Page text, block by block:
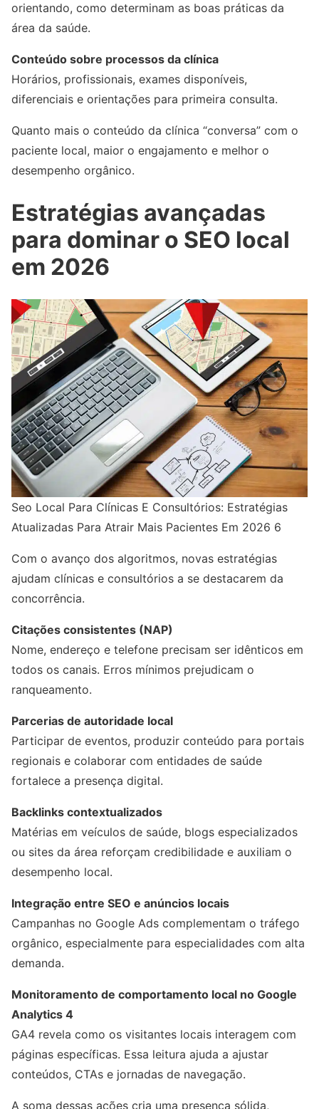
orientando, como determinam as boas práticas da
área da saúde.
Conteúdo sobre processos da clínica
Horários, profissionais, exames disponíveis,
diferenciais e orientações para primeira consulta.
Quanto mais o conteúdo da clínica “conversa” com o
paciente local, maior o engajamento e melhor o
desempenho orgânico.
Estratégias avançadas
para dominar o SEO local
em 2026
Seo Local Para Clínicas E Consultórios: Estratégias
Atualizadas Para Atrair Mais Pacientes Em 2026 6
Com o avanço dos algoritmos, novas estratégias
ajudam clínicas e consultórios a se destacarem da
concorrência.
Citações consistentes (NAP)
Nome, endereço e telefone precisam ser idênticos em
todos os canais. Erros mínimos prejudicam o
ranqueamento.
Parcerias de autoridade local
Participar de eventos, produzir conteúdo para portais
regionais e colaborar com entidades de saúde
fortalece a presença digital.
Backlinks contextualizados
Matérias em veículos de saúde, blogs especializados
ou sites da área reforçam credibilidade e auxiliam o
desempenho local.
Integração entre SEO e anúncios locais
Campanhas no Google Ads complementam o tráfego
orgânico, especialmente para especialidades com alta
demanda.
Monitoramento de comportamento local no Google
Analytics 4
GA4 revela como os visitantes locais interagem com
páginas específicas. Essa leitura ajuda a ajustar
conteúdos, CTAs e jornadas de navegação.
A soma dessas ações cria uma presença sólida,